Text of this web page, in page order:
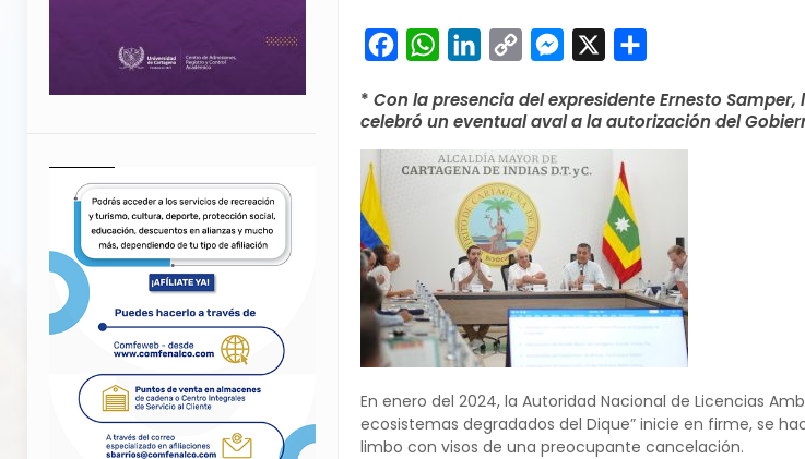
FacebookWhatsAppLinkedIn
Copy
Messenger
* Con la presencia del expresidente Ernesto
celebró un eventual aval a la autorización del
En enero del 2024, la Autoridad Nacional de Licencias
ecosistemas degradados del Dique” inicie en firme, se
limbo con visos de una preocupante cancelación.